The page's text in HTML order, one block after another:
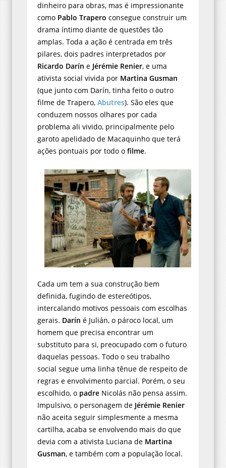
dinheiro para obras, mas é impressionante
como Pablo Trapero consegue construir um
drama íntimo diante de questões tão
amplas. Toda a ação é centrada em três
pilares, dois padres interpretados por
Ricardo Darín e Jérémie Renier, e uma
ativista social vivida por Martina Gusman
(que junto com Darín, tinha feito o outro
filme de Trapero, Abutres). São eles que
conduzem nossos olhares por cada
problema ali vivido, principalmente pelo
garoto apelidado de Macaquinho que terá
ações pontuais por todo o filme.
Cada um tem a sua construção bem
definida, fugindo de estereótipos,
intercalando motivos pessoais com escolhas
gerais. Darín é Julián, o pároco local, um
homem que precisa encontrar um
substituto para si, preocupado com o futuro
daquelas pessoas. Todo o seu trabalho
social segue uma linha tênue de respeito de
regras e envolvimento parcial. Porém, o seu
escolhido, o padre Nicolás não pensa assim.
Impulsivo, o personagem de Jérémie Renier
não aceita seguir simplesmente a mesma
cartilha, acaba se envolvendo mais do que
devia com a ativista Luciana de Martina
Gusman, e também com a população local.